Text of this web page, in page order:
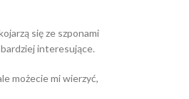
się ze szponami
interesujące.
możecie mi wierzyć,